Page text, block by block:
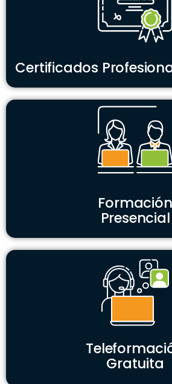
Certificados
Formación
Presencial
Gratuita